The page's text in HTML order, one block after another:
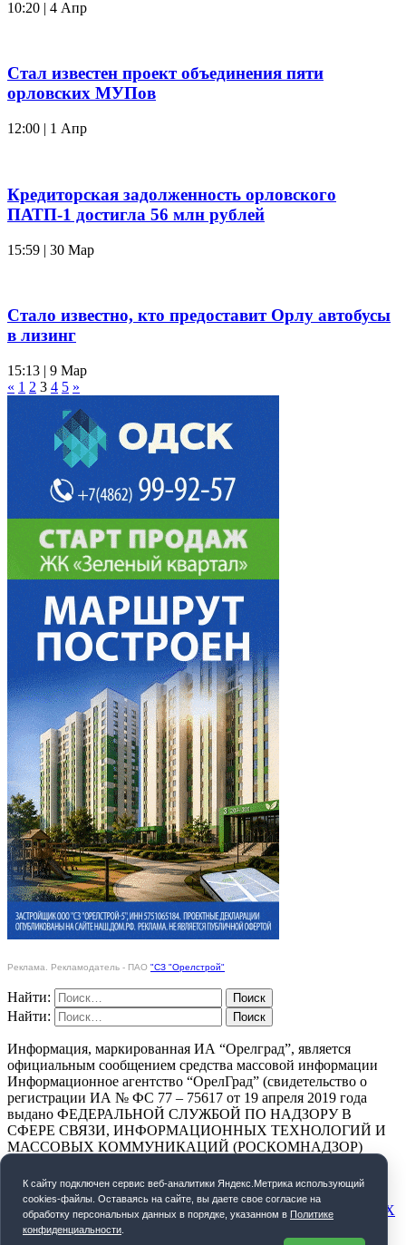
10:20 | 4 Апр
Стал известен проект объединения пяти
орловских МУПов
12:00 | 1 Апр
Кредиторская задолженность орловского
ПАТП-1 достигла 56 млн рублей
15:59 | 30 Мар
Стало известно, кто предоставит Орлу автобусы
в лизинг
15:13 | 9 Мар
« 1 2 3 4 5 »
Реклама. Рекламодатель - ПАО "СЗ "Орелстрой"
Найти:
Найти:
Информация, маркированная ИА “Орелград”, является
официальным сообщением средства массовой информации
Информационное агентство “ОрелГрад” (свидетельство о
регистрации ИА № ФС 77 – 75617 от 19 апреля 2019 года
выдано ФЕДЕРАЛЬНОЙ СЛУЖБОЙ ПО НАДЗОРУ В
СФЕРЕ СВЯЗИ, ИНФОРМАЦИОННЫХ ТЕХНОЛОГИЙ И
МАССОВЫХ КОММУНИКАЦИЙ (РОСКОМНАДЗОР)
ПОЛИТИКА КОНФИДЕНЦИАЛЬНОСТИ
СОГЛАСИЕ НА ОБРАБОТКУ ПЕРСОНАЛЬНЫХ ДАННЫХ
К cайту подключен сервис веб-аналитики Яндекс.Метрика использующий
cookies-файлы. Оставаясь на сайте, вы даете свое согласие на
обработку персональных данных в порядке, указанном в Политике
конфиденциальности